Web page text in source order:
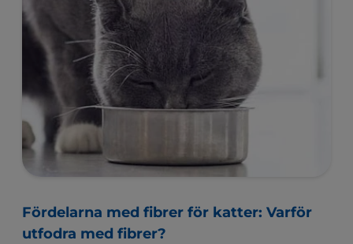
Fördelarna med fibrer för katter: Varför
utfodra med fibrer?